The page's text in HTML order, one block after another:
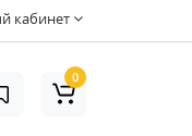
кабинет
0